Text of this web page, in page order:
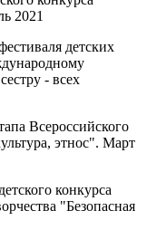
2021
детских
- всех
Всероссийского
этнос". Март
конкурса
"Безопасная